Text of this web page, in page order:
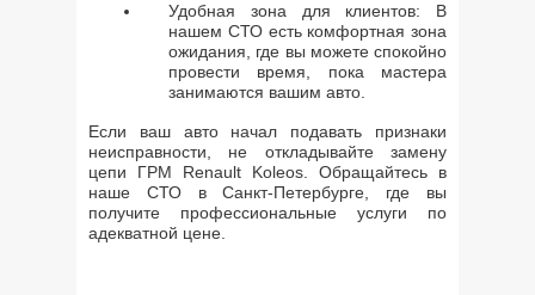
Удобная зона для клиентов: В
нашем СТО есть комфортная зона
ожидания, где вы можете спокойно
провести время, пока мастера
занимаются вашим авто.
Если ваш авто начал подавать признаки
неисправности, не откладывайте замену
цепи ГРМ Renault Koleos. Обращайтесь в
наше СТО в Санкт-Петербурге, где вы
получите профессиональные услуги по
адекватной цене.